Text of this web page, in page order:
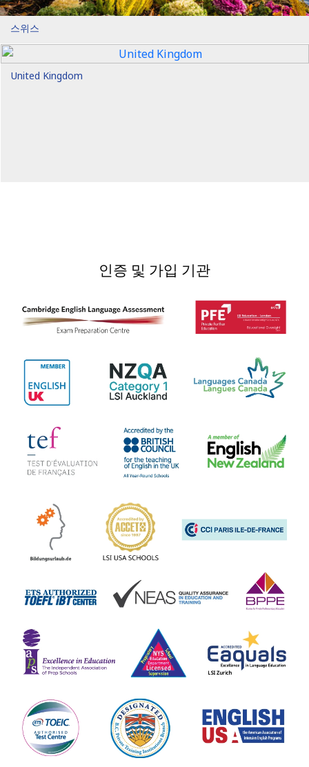
스위스
United Kingdom
인증 및 가입 기관